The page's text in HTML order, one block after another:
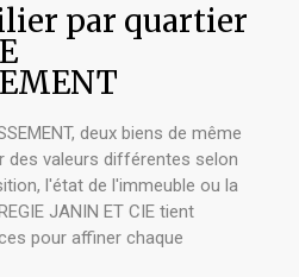
par quartier
deux biens de même
des valeurs différentes selon
l'état de l'immeuble ou la
JANIN ET CIE tient
pour affiner chaque